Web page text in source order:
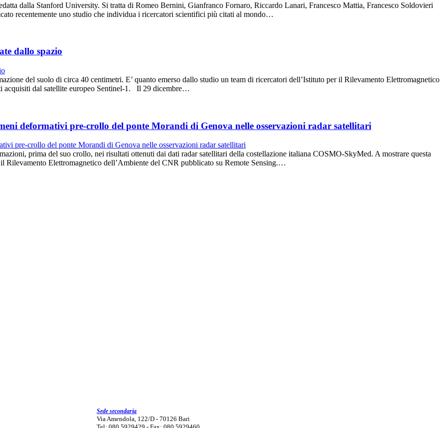
dalla Stanford University. Si tratta di Romeo Bernini, Gianfranco Fornaro, Riccardo Lanari, Francesco Mattia, Francesco Soldovieri
recentemente uno studio che individua i ricercatori scientifici più citati al mondo…
dallo spazio
del suolo di circa 40 centimetri. E’ quanto emerso dallo studio un team di ricercatori dell’Istituto per il Rilevamento Elettromagnetico
acquisiti dal satellite europeo Sentinel-1. Il 29 dicembre…
deformativi pre-crollo del ponte Morandi di Genova nelle osservazioni radar satellitari
prima del suo crollo, nei risultati ottenuti dai dati radar satellitari della costellazione italiana COSMO-SkyMed. A mostrare questa
Rilevamento Elettromagnetico dell’Ambiente del CNR pubblicato su Remote Sensing.…
Sede secondaria
Via Amendola, 122/D - 70126 Bari